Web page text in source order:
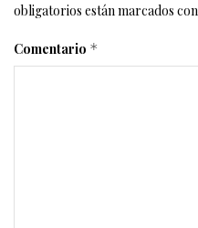
obligatorios están marcados con
Comentario *